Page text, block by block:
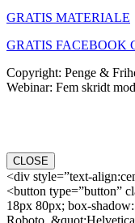
GRATIS MATERIALE
GRATIS FACEBOOK
Copyright: Penge &
Webinar: Fem skridt
CLOSE
<div style=”text-
<button type=”button”
18px 80px; box-
Roboto,